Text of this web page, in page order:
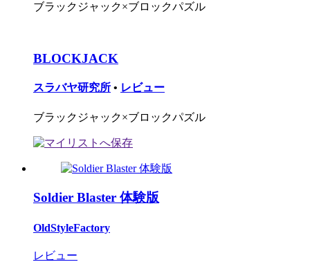
ブラックジャック×ブロックパズル
BLOCKJACK
スラバヤ研究所 • レビュー
ブラックジャック×ブロックパズル
Soldier Blaster 体験版
OldStyleFactory
レビュー